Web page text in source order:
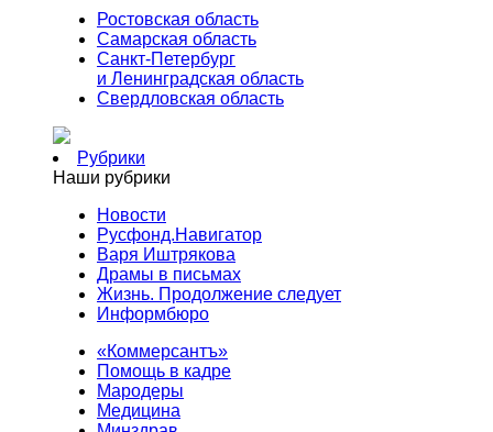
Ростовская область
Самарская область
Санкт-Петербург
и Ленинградская область
Свердловская область
Рубрики
Наши рубрики
Новости
Русфонд.Навигатор
Варя Иштрякова
Драмы в письмах
Жизнь. Продолжение следует
Информбюро
«Коммерсантъ»
Помощь в кадре
Мародеры
Медицина